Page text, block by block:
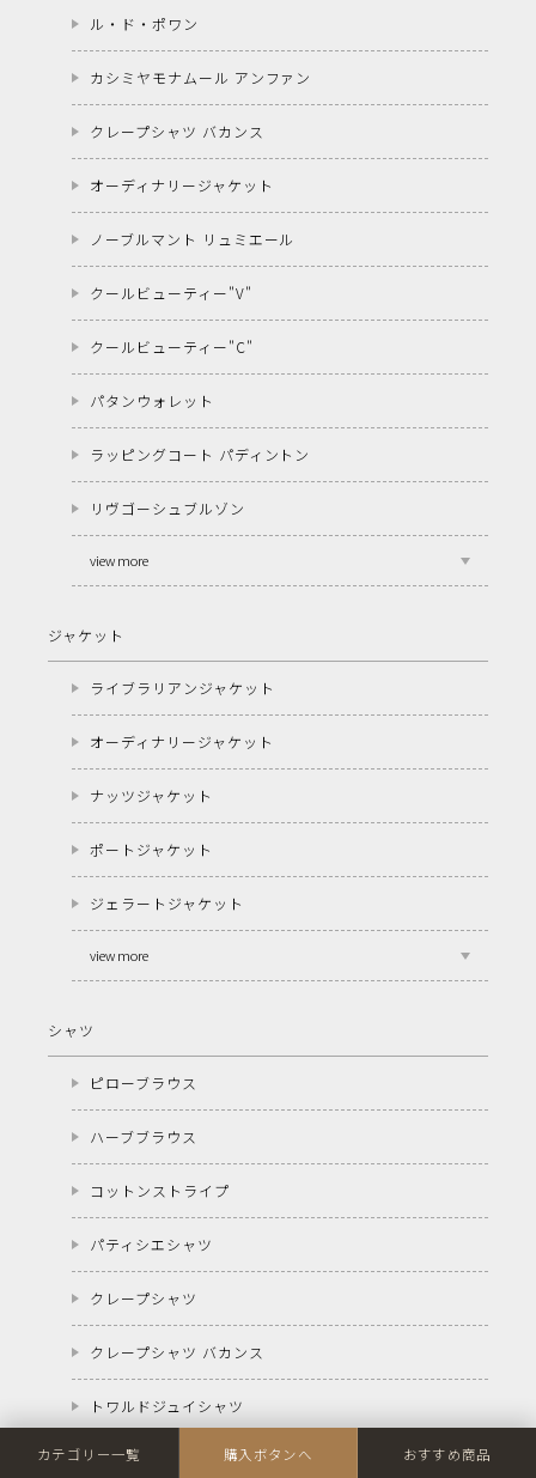
ル・ド・ポワン
カシミヤモナムール アンファン
クレープシャツ バカンス
オーディナリージャケット
ノーブルマント リュミエール
クールビューティー"V"
クールビューティー"C"
パタンウォレット
ラッピングコート パディントン
リヴゴーシュブルゾン
view more
ジャケット
ライブラリアンジャケット
オーディナリージャケット
ナッツジャケット
ポートジャケット
ジェラートジャケット
view more
シャツ
ピローブラウス
ハーブブラウス
コットンストライプ
パティシエシャツ
クレープシャツ
クレープシャツ バカンス
トワルドジュイシャツ
view more
カテゴリー一覧 購入ボタンへ おすすめ商品